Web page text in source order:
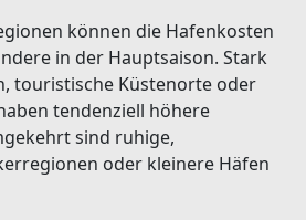
können die Hafenkosten
in der Hauptsaison. Stark
touristische Küstenorte oder
tendenziell höhere
sind ruhige,
oder kleinere Häfen